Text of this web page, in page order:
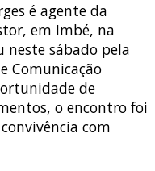
é agente da
em Imbé, na
neste sábado pela
Comunicação
de
o encontro foi
com